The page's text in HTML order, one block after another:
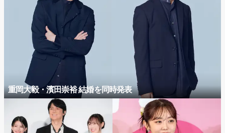
重岡大毅・濱田崇裕 結婚を同時発表